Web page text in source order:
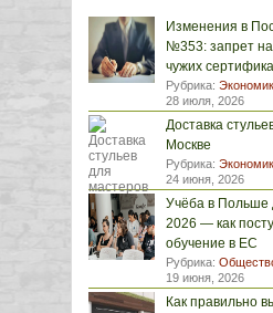
Изменения в
№353: запрет
чужих
Рубрика:
28 июля, 2026
Доставка
Москве
Рубрика:
24 июня, 2026
Учёба в Польше
2026 — как
обучение в ЕС
Рубрика:
19 июня, 2026
Как правильно